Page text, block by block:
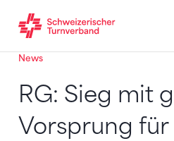
Zum Inhalt springen
Zur Sitemap navigieren
Zum Navigieren dieser Seite
News
RG: Sieg mit
Vorsprung